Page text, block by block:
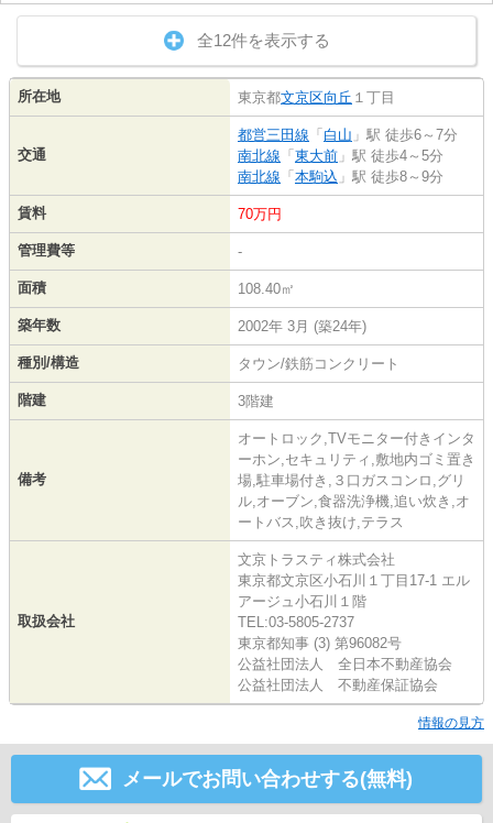
全12件を表示する
所在地 東京都文京区向丘 １丁目
交通
都営三田線 「 白山 」駅 徒歩6～7分
南北線 「 東大前 」駅 徒歩4～5分
南北線 「 本駒込 」駅 徒歩8～9分
賃料 70万円
管理費等 -
面積 108.40㎡
築年数 2002年 3月 (築24年)
種別/構造 タウン/鉄筋コンクリート
階建 3階建
備考
オートロック,TVモニター付きインタ
ーホン,セキュリティ,敷地内ゴミ置き
場,駐車場付き,３口ガスコンロ,グリ
ル,オーブン,食器洗浄機,追い炊き,オ
ートバス,吹き抜け,テラス
取扱会社
文京トラスティ株式会社
東京都文京区小石川１丁目17-1 エル
アージュ小石川１階
TEL:03-5805-2737
東京都知事 (3) 第96082号
公益社団法人 全日本不動産協会
公益社団法人 不動産保証協会
情報の見方
メールでお問い合わせする(無料)